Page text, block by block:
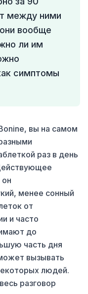
между ними
вообще
ли им
симптомы
вы на самом
раз в день
менее сонный
от
и часто
до
часть дня
вызывать
людей.
разговор